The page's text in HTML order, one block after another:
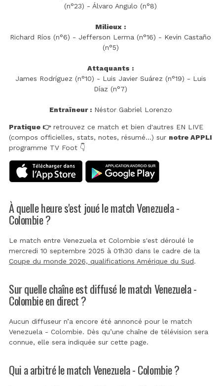
(n°23) - Álvaro Angulo (n°8)
Milieux :
Richard Ríos (n°6) - Jefferson Lerma (n°16) - Kevin Castaño
(n°5)
Attaquants :
James Rodríguez (n°10) - Luis Javier Suárez (n°19) - Luis
Díaz (n°7)
Entraîneur :Néstor Gabriel Lorenzo
Pratique 👉retrouvez ce match et bien d'autres EN LIVE
(compos officielles, stats, notes, résumé...) sur notre APPLI
programme TV Foot 👇
À quelle heure s'est joué le match Venezuela -
Colombie ?
Le match entre Venezuela et Colombie s'est déroulé le
mercredi 10 septembre 2025 à 01h30 dans le cadre de la
Coupe du monde 2026, qualifications Amérique du Sud.
Sur quelle chaîne est diffusé le match Venezuela -
Colombie en direct ?
Aucun diffuseur n’a encore été annoncé pour le match
Venezuela - Colombie. Dès qu’une chaîne de télévision sera
connue, elle sera indiquée sur cette page.
Qui a arbitré le match Venezuela - Colombie ?